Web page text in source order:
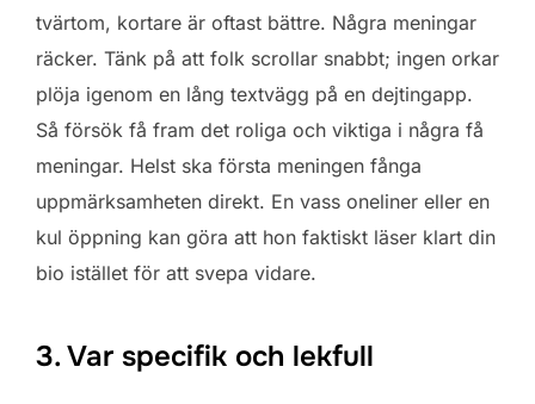
tvärtom, kortare är oftast bättre. Några meningar
räcker. Tänk på att folk scrollar snabbt; ingen orkar
plöja igenom en lång textvägg på en dejtingapp.
Så försök få fram det roliga och viktiga i några få
meningar. Helst ska första meningen fånga
uppmärksamheten direkt. En vass oneliner eller en
kul öppning kan göra att hon faktiskt läser klart din
bio istället för att svepa vidare.
3. Var specifik och lekfull